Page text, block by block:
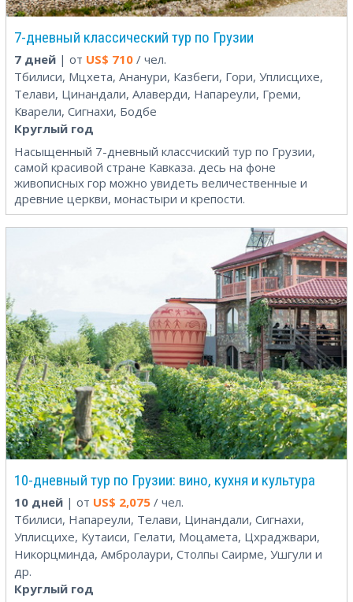
7-дневный классический тур по Грузии
7 дней | от US$ 710 / чел.
Тбилиси, Мцхета, Ананури, Казбеги, Гори, Уплисцихе,
Телави, Цинандали, Алаверди, Напареули, Греми,
Кварели, Сигнахи, Бодбе
Круглый год
Насыщенный 7-дневный классчиский тур по Грузии,
самой красивой стране Кавказа. десь на фоне
живописных гор можно увидеть величественные и
древние церкви, монастыри и крепости.
10-дневный тур по Грузии: вино, кухня и культура
10 дней | от US$ 2,075 / чел.
Тбилиси, Напареули, Телави, Цинандали, Сигнахи,
Уплисцихе, Кутаиси, Гелати, Моцамета, Цхраджвари,
Никорцминда, Амбролаури, Столпы Саирме, Ушгули и
др.
Круглый год